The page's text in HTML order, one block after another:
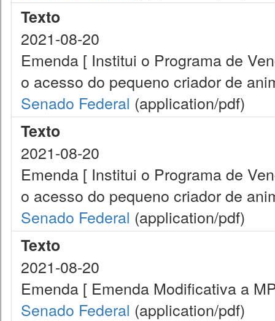
Texto
2021-08-20
Emenda [ Institui o Programa de
o acesso do pequeno criador de
Senado Federal (application/pdf)
Texto
2021-08-20
Emenda [ Institui o Programa de
o acesso do pequeno criador de
Senado Federal (application/pdf)
Texto
2021-08-20
Emenda [ Emenda Modificativa a
Senado Federal (application/pdf)